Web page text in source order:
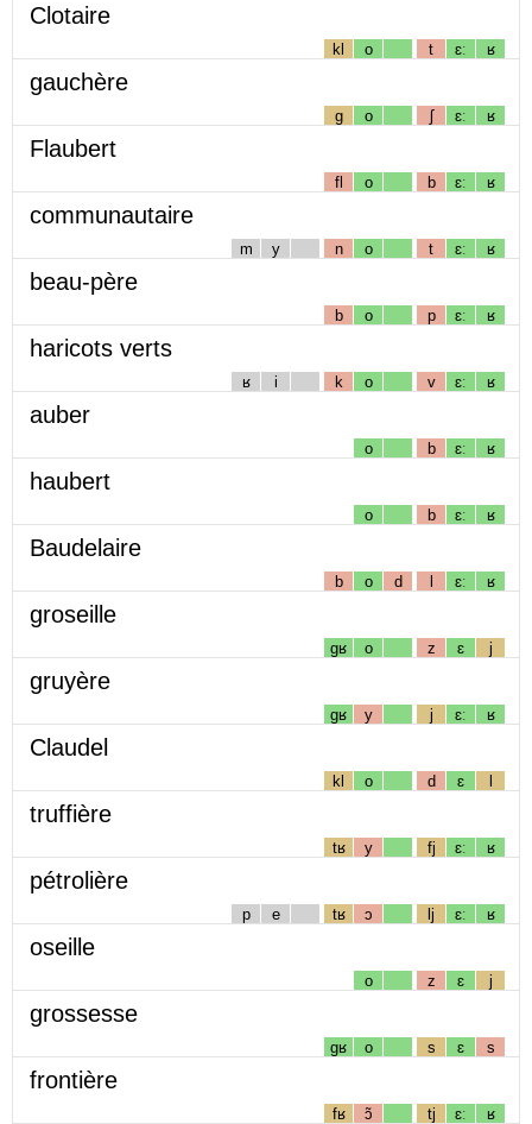
Clotaire
kl o t ɛː ʁ
gauchère
g o ʃ ɛː ʁ
Flaubert
fl o b ɛː ʁ
communautaire
m y n o t ɛː ʁ
beau-père
b o p ɛː ʁ
haricots verts
ʁ i k o v ɛː ʁ
auber
o b ɛː ʁ
haubert
o b ɛː ʁ
Baudelaire
b o d l ɛː ʁ
groseille
gʁ o z ɛ j
gruyère
gʁ y j ɛː ʁ
Claudel
kl o d ɛ l
truffière
tʁ y fj ɛː ʁ
pétrolière
p e tʁ ɔ lj ɛː ʁ
oseille
o z ɛ j
grossesse
gʁ o s ɛ s
frontière
fʁ ɔ̃ tj ɛː ʁ